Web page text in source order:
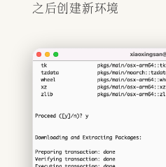
之后创建新环境